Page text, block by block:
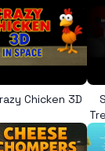
Chicken 3D